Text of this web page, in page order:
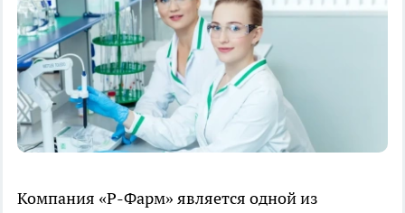
Компания «Р-Фарм» является одной из